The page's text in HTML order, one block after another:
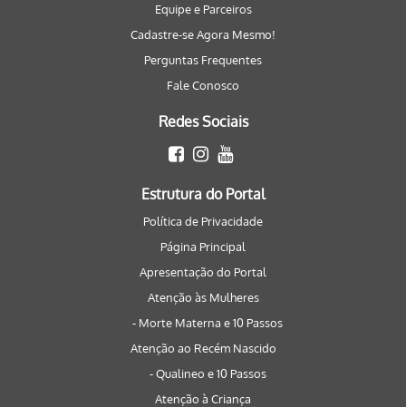
Equipe e Parceiros
Cadastre-se Agora Mesmo!
Perguntas Frequentes
Fale Conosco
Redes Sociais
Estrutura do Portal
Política de Privacidade
Página Principal
Apresentação do Portal
Atenção às Mulheres
- Morte Materna e 10 Passos
Atenção ao Recém Nascido
- Qualineo e 10 Passos
Atenção à Criança